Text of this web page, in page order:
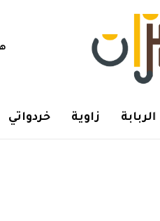
الربابة زاوية خردواتي